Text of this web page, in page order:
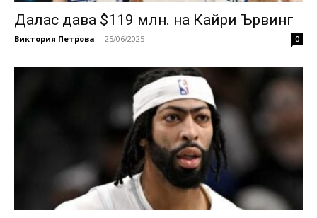
Далас дава $119 млн. на Кайри Ървинг
Виктория Петрова - 25/06/2025 0